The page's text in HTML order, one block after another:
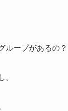
ループがあるの？
。